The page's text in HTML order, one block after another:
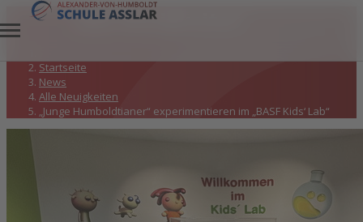
Alle Neuigkeiten
Startseite
News
Alle Neuigkeiten
„Junge Humboldtianer“ experimentieren im „BASF Kids‘ Lab“